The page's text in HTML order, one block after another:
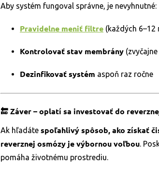
Aby systém fungoval správne, je nevyhnutné:
Pravidelne meniť filtre (každých
Kontrolovať stav membrány
Dezinfikovať systém aspoň raz ročne
🔚 Záver – oplatí sa investovať do
Ak hľadáte spoľahlivý spôsob, ako získať
reverznej osmózy je výbornou voľbou.
pomáha životnému prostrediu.